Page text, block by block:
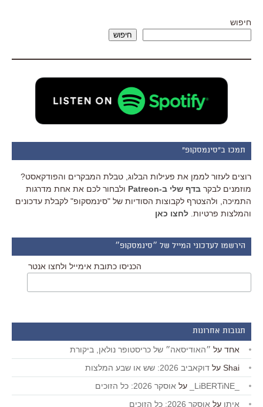
חיפוש
חיפוש
תמכו ב"סינמסקופ"
רוצים לעזור לממן את פעילות הבלוג, טבלת המבקרים והפודקאסט?
מוזמנים לבקר בדף שלי ב-Patreon
ולבחור לכם את אחת מדרגות
התמיכה, ולהצטרף לקבוצות הסודיות של "סינמסקופ" לקבלת עדכונים
והמלצות פרטיות. לחצו כאן
הירשמו לעדכוני המייל של ״סינמסקופ״
הכניסו כתובת אימייל ולחצו אנטר
תגובות אחרונות
אחד על ״האודיסאה״ של כריסטופר נולאן, ביקורת
Shai על דוקאביב 2026: שש או שבע המלצות
על אוסקר 2026: כל הזוכים
איתן על אוסקר 2026: כל הזוכים